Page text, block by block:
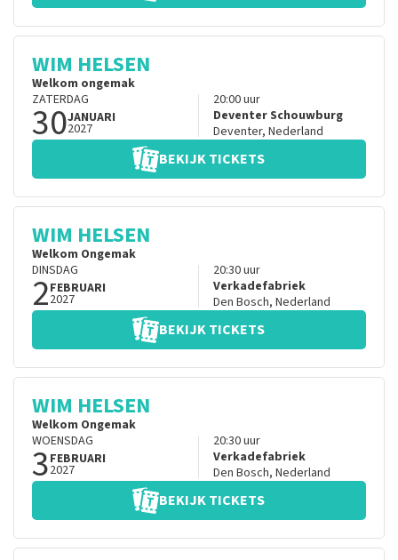
WIM HELSEN
Welkom ongemak
ZATERDAG
30JANUARI
2027
20:00uur
Deventer Schouwburg
Deventer, Nederland
BEKIJK TICKETS
WIM HELSEN
Welkom Ongemak
DINSDAG
2FEBRUARI
2027
20:30uur
Verkadefabriek
Den Bosch, Nederland
BEKIJK TICKETS
WIM HELSEN
Welkom Ongemak
WOENSDAG
3FEBRUARI
2027
20:30uur
Verkadefabriek
Den Bosch, Nederland
BEKIJK TICKETS